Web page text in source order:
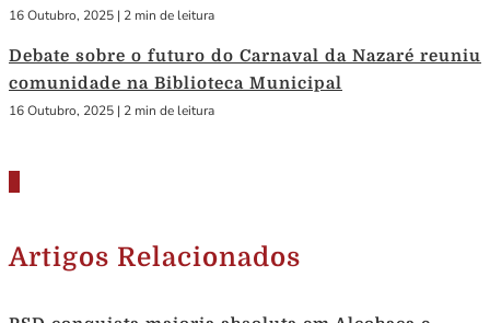
16 Outubro, 2025 | 2 min de leitura
Debate sobre o futuro do Carnaval da Nazaré reuniu
comunidade na Biblioteca Municipal
16 Outubro, 2025 | 2 min de leitura
Artigos Relacionados